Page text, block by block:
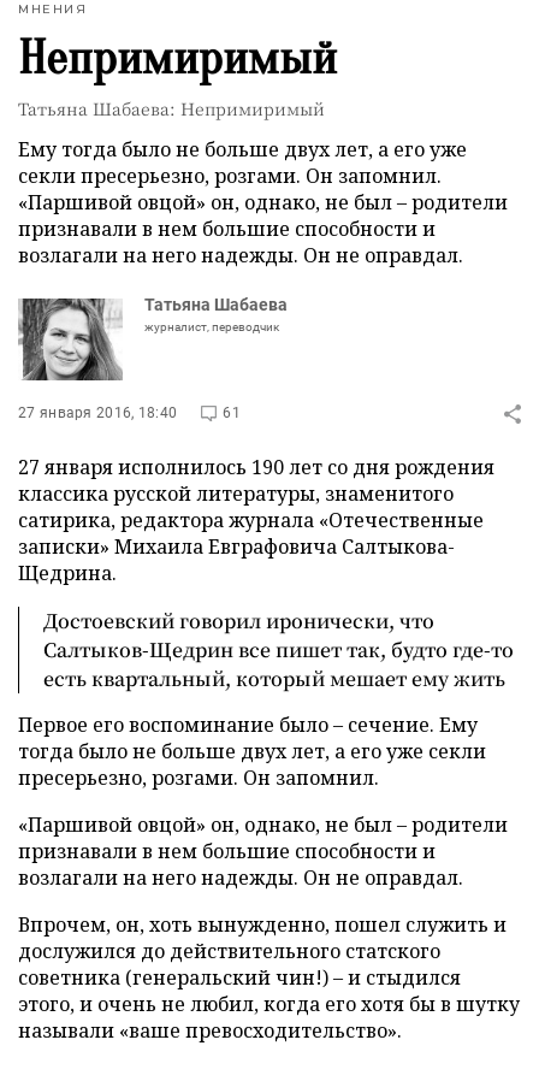
МНЕНИЯ
Непримиримый
Татьяна Шабаева: Непримиримый
Ему тогда было не больше двух лет, а его уже
секли пресерьезно, розгами. Он запомнил.
«Паршивой овцой» он, однако, не был – родители
признавали в нем большие способности и
возлагали на него надежды. Он не оправдал.
Татьяна Шабаева
журналист, переводчик
27 января 2016, 18:40 61
27 января исполнилось 190 лет со дня рождения
классика русской литературы, знаменитого
сатирика, редактора журнала «Отечественные
записки» Михаила Евграфовича Салтыкова-
Щедрина.
Достоевский говорил иронически, что
Салтыков-Щедрин все пишет так, будто где-то
есть квартальный, который мешает ему жить
Первое его воспоминание было – сечение. Ему
тогда было не больше двух лет, а его уже секли
пресерьезно, розгами. Он запомнил.
«Паршивой овцой» он, однако, не был – родители
признавали в нем большие способности и
возлагали на него надежды. Он не оправдал.
Впрочем, он, хоть вынужденно, пошел служить и
дослужился до действительного статского
советника (генеральский чин!) – и стыдился
этого, и очень не любил, когда его хотя бы в шутку
называли «ваше превосходительство».